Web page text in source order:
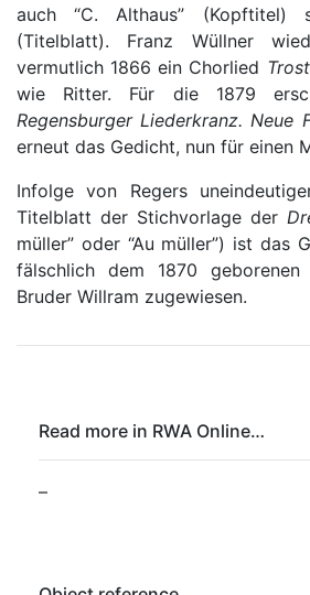
auch“C. Althaus” (Kopftitel)
(Titelblatt). Franz Wüllner
vermutlich 1866 ein Chorlied Trost
wie Ritter. Für die 1879
Regensburger Liederkranz. Neue
erneut das Gedicht, nun für einen
Infolge von Regers
Titelblatt der Stichvorlage der
müller” oder “Au müller”) ist das
fälschlich dem 1870
Bruder Willram zugewiesen.
Read more in RWA Online…
–